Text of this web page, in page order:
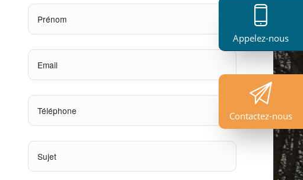
Appelez-nous
Contactez-nous